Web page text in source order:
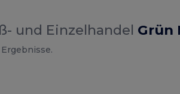
und Einzelhandel Grün